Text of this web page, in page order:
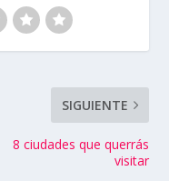
SIGUIENTE
8 ciudades que querrás
visitar